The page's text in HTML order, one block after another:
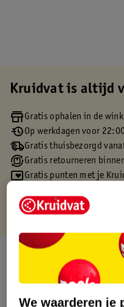
Kruidvat is altijd
Gratis ophalen in de
Op werkdagen voor
Gratis thuisbezorgd
Gratis retourneren
Gratis punten met je
Over dit product
Productinformatie
We waarderen je